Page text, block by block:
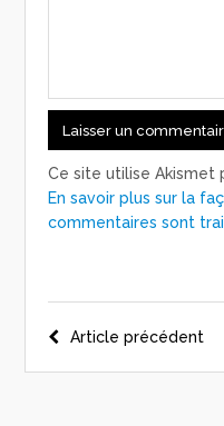
Ce site utilise Akismet
En savoir plus sur la
commentaires sont
Navigation
de
Article précédent